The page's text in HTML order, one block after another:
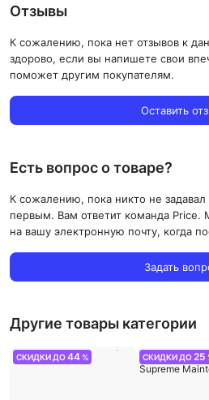
Отзывы
К сожалению, пока нет отзывов к
здорово, если вы напишете свои
поможет другим покупателям.
Оставить
Есть вопрос о товаре?
К сожалению, пока никто не
первым. Вам ответит команда
на вашу электронную почту, когда
Задать
Другие товары категории
СКИДКИ ДО44 % СКИДКИ ДО25